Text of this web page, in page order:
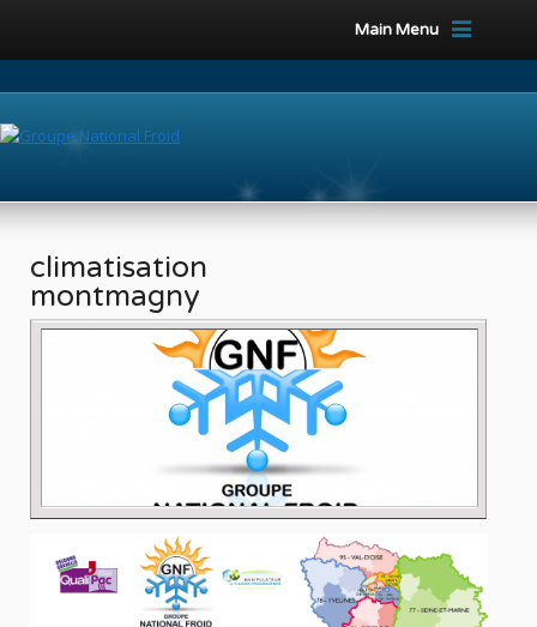
Main Menu
climatisation
montmagny